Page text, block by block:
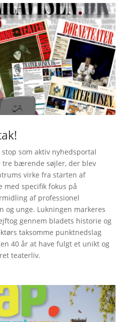
som aktiv nyhedsportal
tre bærende søjler, der blev
virke fra starten af
med specifik fokus på
af professionel
og unge. Lukningen markeres
gennem bladets historie og
taksomme punktnedslag
40 år at have fulgt et unikt og
teaterliv.